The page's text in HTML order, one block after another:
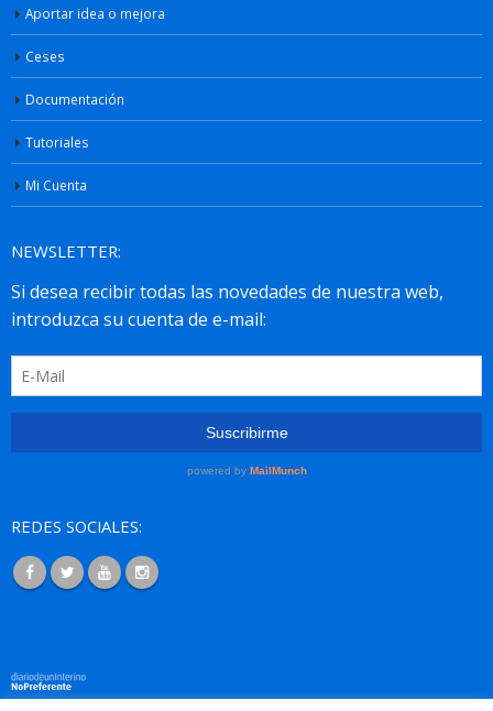
Aportar idea o mejora
Ceses
Documentación
Tutoriales
Mi Cuenta
NEWSLETTER:
REDES SOCIALES: